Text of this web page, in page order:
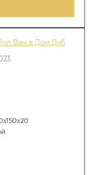
Вам в Дом Дуб